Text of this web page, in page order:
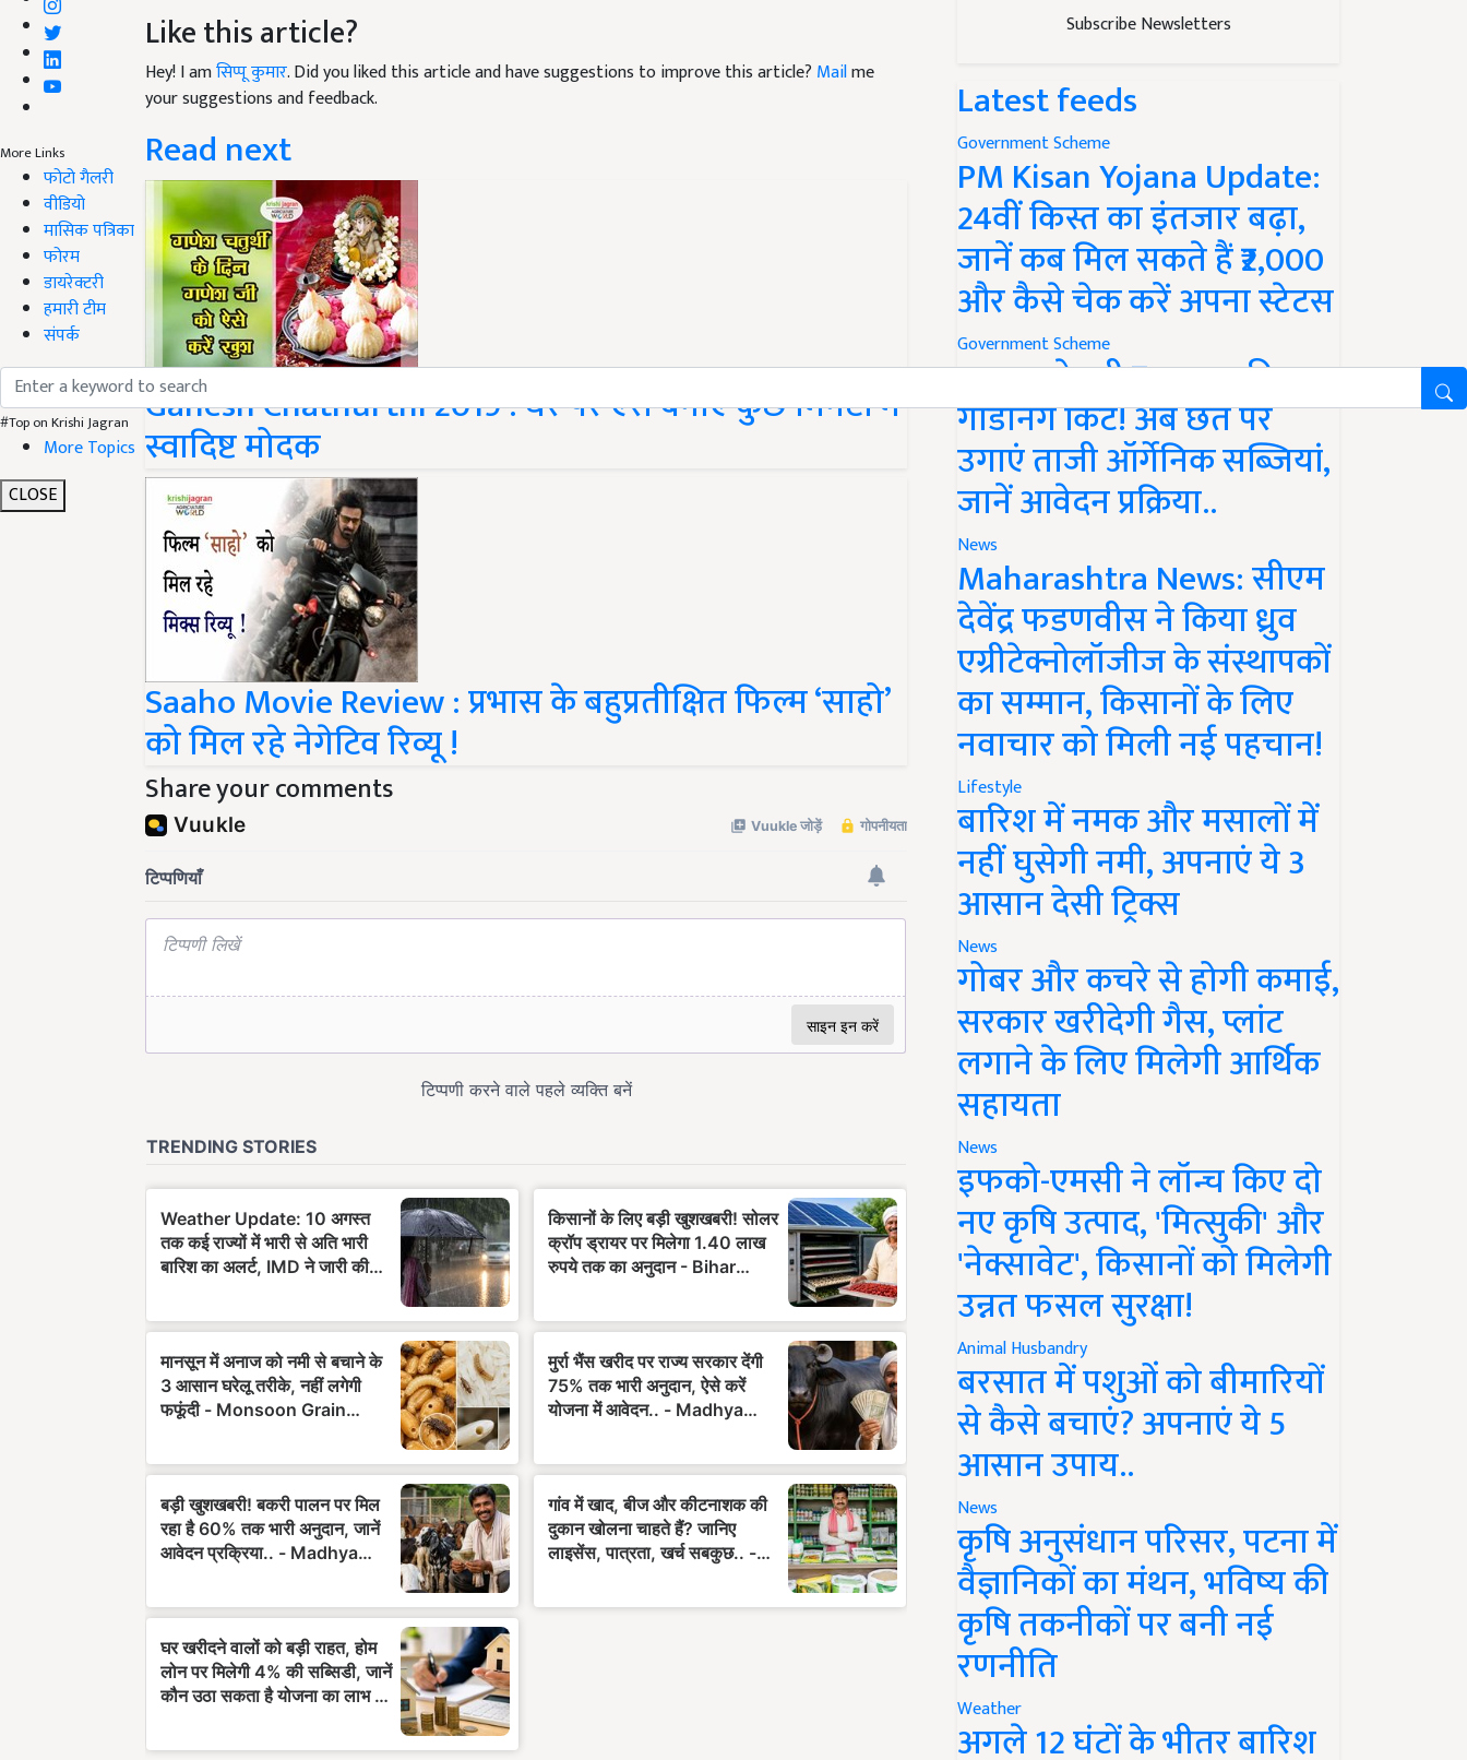
More Links
फोटो गैलरी
वीडियो
मासिक पत्रिका
फोरम
डायरेक्टरी
हमारी टीम
संपर्क
#Top on Krishi Jagran
More Topics
CLOSE
Like this article?
Hey! I amसिप्पू कुमार. Did you liked this article and have suggestions to improve this article? Mailme
your suggestions and feedback.
Read next
Ganesh Chathurthi 2019 : घर पर ऐसे बनाएं कुछ मिनटों में
स्वादिष्ट मोदक
Saaho Movie Review : प्रभास के बहुप्रतीक्षित फिल्म ‘साहो’
को मिल रहे नेगेटिव रिव्यू !
Share your comments
Subscribe Newsletters
Latest feeds
Government Scheme
PM Kisan Yojana Update:
24वीं किस्त का इंतजार बढ़ा,
जानें कब मिल सकते हैं ₹2,000
और कैसे चेक करें अपना स्टेटस
Government Scheme
सरकार दे रही ₹10,000 की
गार्डनिंग किट! अब छत पर
उगाएं ताजी ऑर्गेनिक सब्जियां,
जानें आवेदन प्रक्रिया..
News
Maharashtra News: सीएम
देवेंद्र फडणवीस ने किया ध्रुव
एग्रीटेक्नोलॉजीज के संस्थापकों
का सम्मान, किसानों के लिए
नवाचार को मिली नई पहचान!
Lifestyle
बारिश में नमक और मसालों में
नहीं घुसेगी नमी, अपनाएं ये 3
आसान देसी ट्रिक्स
News
गोबर और कचरे से होगी कमाई,
सरकार खरीदेगी गैस, प्लांट
लगाने के लिए मिलेगी आर्थिक
सहायता
News
इफको-एमसी ने लॉन्च किए दो
नए कृषि उत्पाद, 'मित्सुकी' और
'नेक्सावेट', किसानों को मिलेगी
उन्नत फसल सुरक्षा!
Animal Husbandry
बरसात में पशुओं को बीमारियों
से कैसे बचाएं? अपनाएं ये 5
आसान उपाय..
News
कृषि अनुसंधान परिसर, पटना में
वैज्ञानिकों का मंथन, भविष्य की
कृषि तकनीकों पर बनी नई
रणनीति
Weather
अगले 12 घंटों के भीतर बारिश